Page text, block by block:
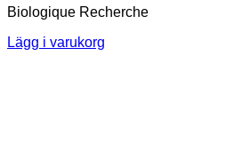
Biologique Recherche
Lägg i varukorg